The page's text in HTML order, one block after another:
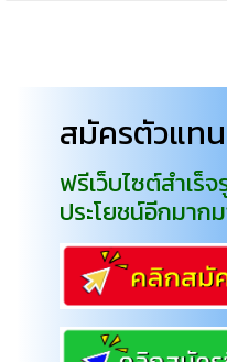
สมัครตัวแท
ฟรีเว็บไซต์สำเร็
ประโยชน์อีกมา